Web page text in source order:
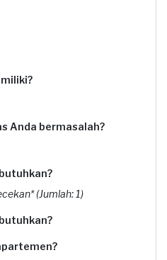
Anda bermasalah?
(Jumlah: 1)